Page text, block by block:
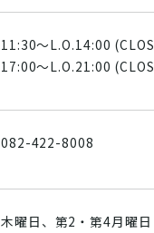
11:30～L.O.14:00
17:00～L.O.21:00
082-422-8008
木曜日、第2・第4月曜日